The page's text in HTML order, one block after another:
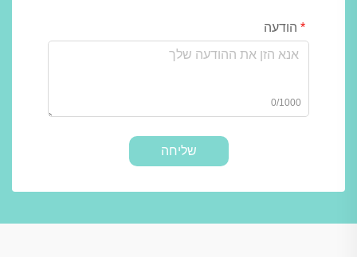
הודעה
0/1000
שליחה